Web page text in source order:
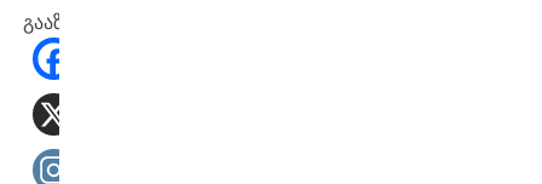
გააზიარეთ